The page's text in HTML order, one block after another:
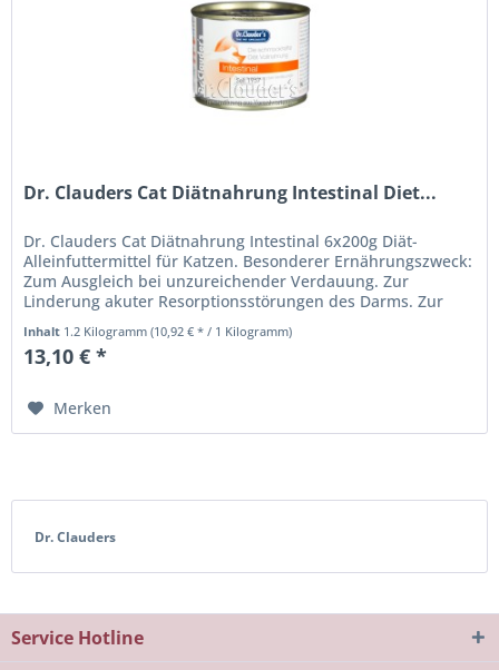
Dr. Clauders Cat Diätnahrung Intestinal Diet...
Dr. Clauders Cat Diätnahrung Intestinal 6x200g Diät-
Alleinfuttermittel für Katzen. Besonderer Ernährungszweck:
Zum Ausgleich bei unzureichender Verdauung. Zur
Linderung akuter Resorptionsstörungen des Darms. Zur
Unterstützung in der...
Inhalt 1.2 Kilogramm(10,92 € * / 1 Kilogramm)
13,10 € *
Merken
Dr. Clauders
Service Hotline